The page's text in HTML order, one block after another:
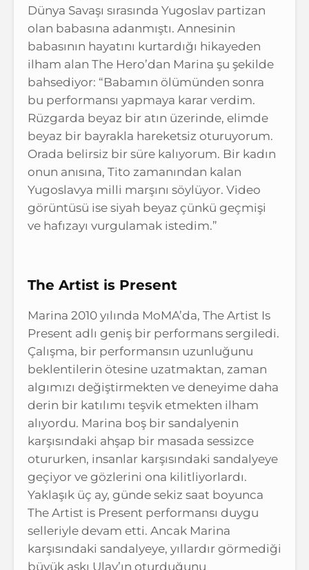
Dünya Savaşı sırasında Yugoslav partizan
olan babasına adanmıştı. Annesinin
babasının hayatını kurtardığı hikayeden
ilham alan The Hero’dan Marina şu şekilde
bahsediyor: “Babamın ölümünden sonra
bu performansı yapmaya karar verdim.
Rüzgarda beyaz bir atın üzerinde, elimde
beyaz bir bayrakla hareketsiz oturuyorum.
Orada belirsiz bir süre kalıyorum. Bir kadın
onun anısına, Tito zamanından kalan
Yugoslavya milli marşını söylüyor. Video
görüntüsü ise siyah beyaz çünkü geçmişi
ve hafızayı vurgulamak istedim.”
The Artist is Present
Marina 2010 yılında MoMA’da, The Artist Is
Present adlı geniş bir performans sergiledi.
Çalışma, bir performansın uzunluğunu
beklentilerin ötesine uzatmaktan, zaman
algımızı değiştirmekten ve deneyime daha
derin bir katılımı teşvik etmekten ilham
alıyordu. Marina boş bir sandalyenin
karşısındaki ahşap bir masada sessizce
otururken, insanlar karşısındaki sandalyeye
geçiyor ve gözlerini ona kilitliyorlardı.
Yaklaşık üç ay, günde sekiz saat boyunca
The Artist is Present performansı duygu
selleriyle devam etti. Ancak Marina
karşısındaki sandalyeye, yıllardır görmediği
büyük aşkı Ulay’ın oturduğunu